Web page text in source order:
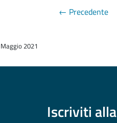
← Precedente
2021
Iscriviti alla